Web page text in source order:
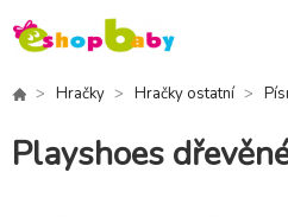
Hračky Hračky ostatní
Playshoes